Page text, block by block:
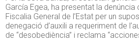
García Egea, ha presentat la
Fiscalia General de l’Estat per un
denegació d’auxili a requeriment de
de “desobediència” i reclama